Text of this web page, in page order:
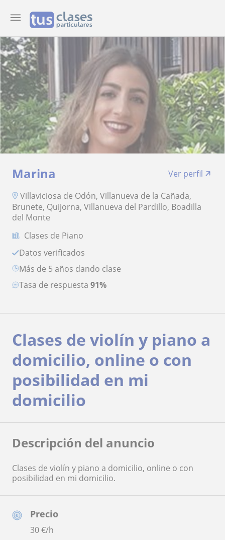
Marina
Ver perfil
Villaviciosa de Odón, Villanueva de la Cañada,
Brunete, Quijorna, Villanueva del Pardillo, Boadilla
del Monte
Clases de Piano
Datos verificados
más de 5 años dando clase
Tasa de respuesta 91%
Precio
30€/h
Clases de violín y piano a
domicilio, online o con
posibilidad en mi
domicilio
Descripción del anuncio
Clases de violín y piano a domicilio, online o con
posibilidad en mi domicilio.